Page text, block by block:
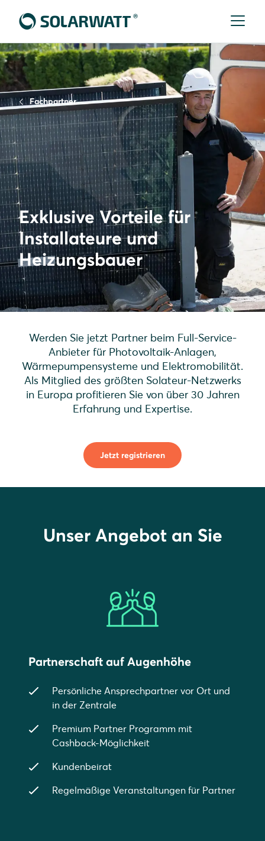
Fachpartner
Exklusive Vorteile für
Installateure und
Heizungsbauer
Werden Sie jetzt Partner beim Full-Service-
Anbieter für Photovoltaik-Anlagen,
Wärmepumpensysteme und Elektromobilität.
Als Mitglied des größten Solateur-Netzwerks
in Europa profitieren Sie von über 30 Jahren
Erfahrung und Expertise.
Jetzt registrieren
Unser Angebot an Sie
Partnerschaft auf Augenhöhe
Persönliche Ansprechpartner vor Ort und
in der Zentrale
Premium Partner Programm mit
Cashback-Möglichkeit
Kundenbeirat
Regelmäßige Veranstaltungen für Partner